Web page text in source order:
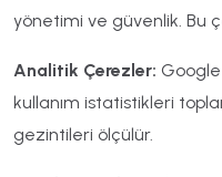
yönetimi ve güvenlik. Bu
Analitik Çerezler: Google
kullanım istatistikleri
gezintileri ölçülür.